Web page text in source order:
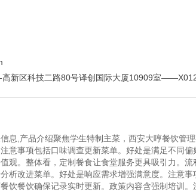
高新区科技二路80号译创国际大厦10909室
息,产品介绍聚焦学生特制主菜，西安大哼餐饮管
意事项包括口味调查更新菜单。好处是满足不同偏
观。整体看，定制餐食让食堂服务更具吸引力。流
析改进菜单。好处是响应需求增强满意度。注意事
饮餐饮确保记录实时更新。政策内容含强制培训。